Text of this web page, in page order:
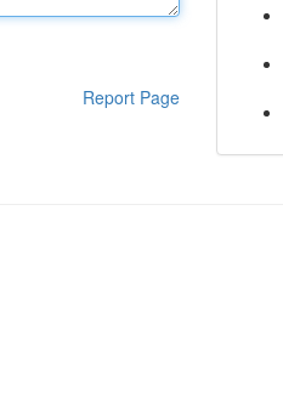
Report Page